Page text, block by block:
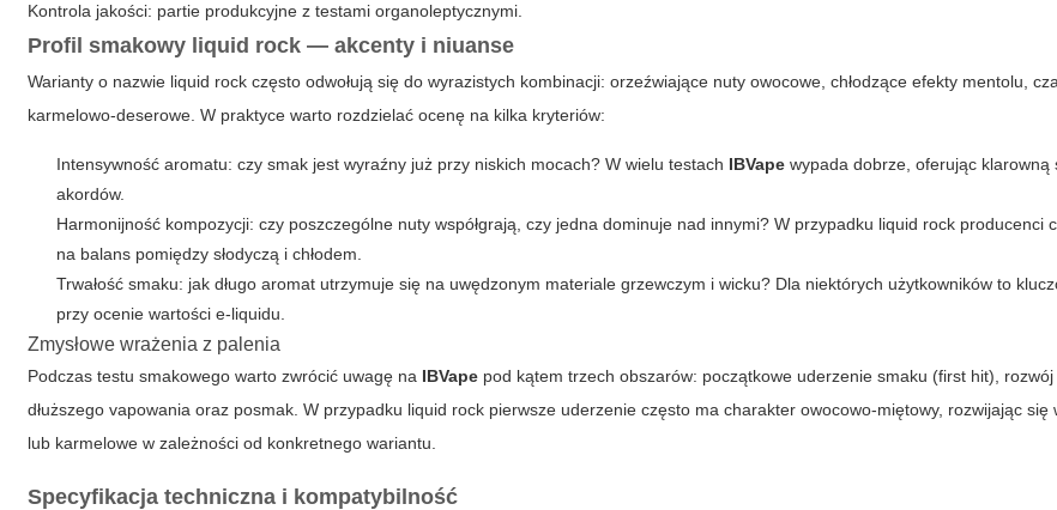
Kontrola jakości: partie produkcyjne z testami organoleptycznymi.
Profil smakowy liquid rock — akcenty i niuanse
Warianty o nazwie liquid rock często odwołują się do wyrazistych kombinacji: orzeźwiające nuty owocowe, chłodzące efekty mentolu,
karmelowo-deserowe. W praktyce warto rozdzielać ocenę na kilka kryteriów:
Intensywność aromatu: czy smak jest wyraźny już przy niskich mocach? W wielu testach IBVape wypada dobrze, oferując klarowną
akordów.
Harmonijność kompozycji: czy poszczególne nuty współgrają, czy jedna dominuje nad innymi? W przypadku liquid rock producenci
na balans pomiędzy słodyczą i chłodem.
Trwałość smaku: jak długo aromat utrzymuje się na uwędzonym materiale grzewczym i wicku? Dla niektórych użytkowników to
przy ocenie wartości e-liquidu.
Zmysłowe wrażenia z palenia
Podczas testu smakowego warto zwrócić uwagę na IBVape pod kątem trzech obszarów: początkowe uderzenie smaku (first hit),
dłuższego vapowania oraz posmak. W przypadku liquid rock pierwsze uderzenie często ma charakter owocowo-miętowy, rozwijając się
lub karmelowe w zależności od konkretnego wariantu.
Specyfikacja techniczna i kompatybilność